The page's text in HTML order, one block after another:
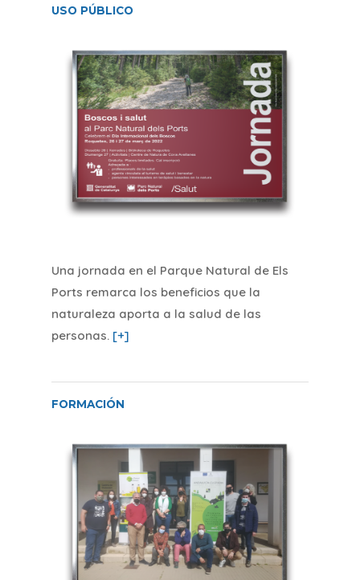
USO PÚBLICO
Una jornada en el Parque Natural de Els
Ports remarca los beneficios que la
naturaleza aporta a la salud de las
personas. [+]
FORMACIÓN